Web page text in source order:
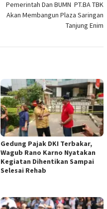
Pemerintah Dan BUMN PT.BA TBK
Akan Membangun Plaza Saringan
Tanjung Enim
Gedung Pajak DKI Terbakar,
Wagub Rano Karno Nyatakan
Kegiatan Dihentikan Sampai
Selesai Rehab